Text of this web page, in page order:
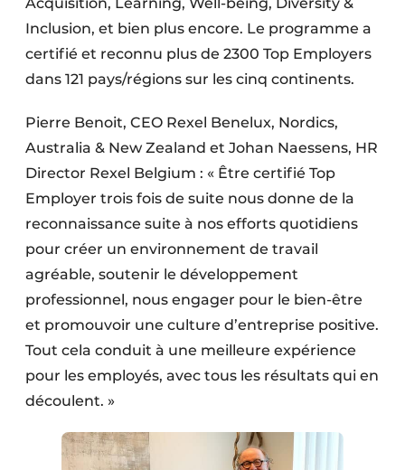
Inclusion, et bien plus encore. Le programme a
certifié et reconnu plus de 2300 Top Employers
dans 121 pays/régions sur les cinq continents.
Pierre Benoit, CEO Rexel Benelux, Nordics,
Australia & New Zealand et Johan Naessens, HR
Director Rexel Belgium : « Être certifié Top
Employer trois fois de suite nous donne de la
reconnaissance suite à nos efforts quotidiens
pour créer un environnement de travail
agréable, soutenir le développement
professionnel, nous engager pour le bien-être
et promouvoir une culture d’entreprise positive.
Tout cela conduit à une meilleure expérience
pour les employés, avec tous les résultats qui en
découlent. »